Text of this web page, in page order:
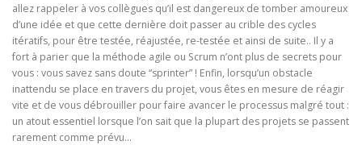
allez rappeler à vos collègues qu’il est dangereux de tomber amoureux
d’une idée et que cette dernière doit passer au crible des cycles
itératifs, pour être testée, réajustée, re-testée et ainsi de suite.. Il y a
fort à parier que la méthode agile ou Scrum n’ont plus de secrets pour
vous : vous savez sans doute “sprinter” ! Enfin, lorsqu’un obstacle
inattendu se place en travers du projet, vous êtes en mesure de réagir
vite et de vous débrouiller pour faire avancer le processus malgré tout :
un atout essentiel lorsque l’on sait que la plupart des projets se passent
rarement comme prévu…